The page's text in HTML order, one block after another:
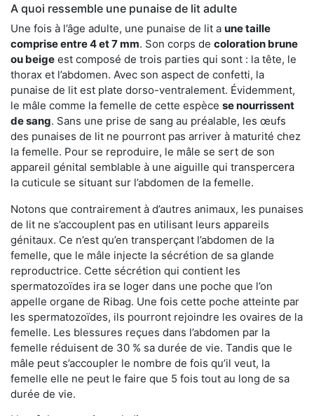
A quoi ressemble une punaise de lit adulte
Une fois à l’âge adulte, une punaise de lit a une taille
comprise entre 4 et 7 mm. Son corps de coloration brune
ou beige est composé de trois parties qui sont : la tête, le
thorax et l’abdomen. Avec son aspect de confetti, la
punaise de lit est plate dorso-ventralement. Évidemment,
le mâle comme la femelle de cette espèce se nourrissent
de sang. Sans une prise de sang au préalable, les œufs
des punaises de lit ne pourront pas arriver à maturité chez
la femelle. Pour se reproduire, le mâle se sert de son
appareil génital semblable à une aiguille qui transpercera
la cuticule se situant sur l’abdomen de la femelle.
Notons que contrairement à d’autres animaux, les punaises
de lit ne s’accouplent pas en utilisant leurs appareils
génitaux. Ce n’est qu’en transperçant l’abdomen de la
femelle, que le mâle injecte la sécrétion de sa glande
reproductrice. Cette sécrétion qui contient les
spermatozoïdes ira se loger dans une poche que l’on
appelle organe de Ribag. Une fois cette poche atteinte par
les spermatozoïdes, ils pourront rejoindre les ovaires de la
femelle. Les blessures reçues dans l’abdomen par la
femelle réduisent de 30 % sa durée de vie. Tandis que le
mâle peut s’accoupler le nombre de fois qu’il veut, la
femelle elle ne peut le faire que 5 fois tout au long de sa
durée de vie.